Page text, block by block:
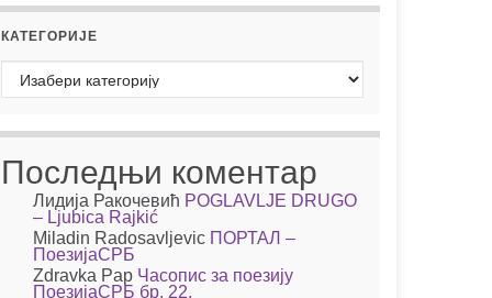
КАТЕГОРИЈЕ
Категорије
Последњи коментар
Лидија Ракочевић POGLAVLJE DRUGO
– Ljubica Rajkić
Miladin Radosavljevic ПОРТАЛ –
ПоезијаСРБ
Zdravka Pap Часопис за поезију
ПоезијаСРБ бр. 22.